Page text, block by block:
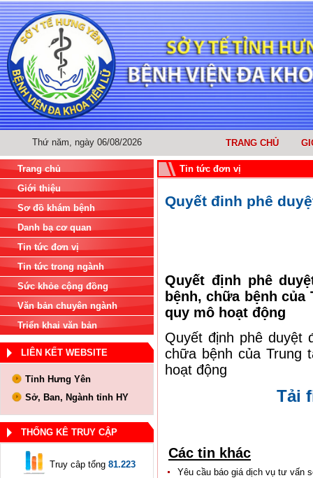
Thứ năm, ngày 06/08/2026 TRANG CHỦ
Trang chủ
Giới thiệu
Sơ đồ khám bệnh
Danh bạ cơ quan
Tin tức đơn vị
Tin tức trong ngành
Sức khỏe cộng đồng
Văn bản chuyên ngành
Triển khai văn bản
LIÊN KẾT WEBSITE
Tỉnh Hưng Yên
Sở, Ban, Ngành tỉnh HY
THỐNG KÊ TRUY CẬP
Truy câp tổng 81.223
Tin tức đơn vị
Quyết đinh phê
Quyết định phê
bệnh, chữa bệnh
quy mô hoạt động
Quyết định phê duyệt
chữa bệnh của Trung
hoạt động
Tải
Các tin khác
Yêu cầu báo giá dịch vụ tư vấn